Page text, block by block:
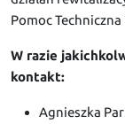
Pomoc Techniczna
W razie
kontakt:
Agnieszka